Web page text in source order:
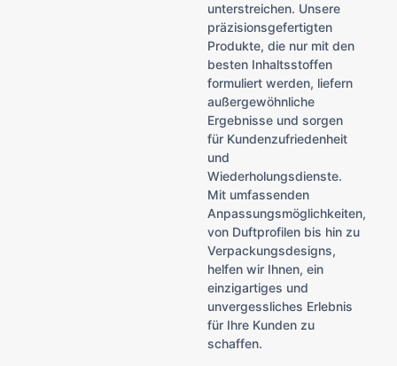
unterstreichen. Unsere
präzisionsgefertigten
Produkte, die nur mit den
besten Inhaltsstoffen
formuliert werden, liefern
außergewöhnliche
Ergebnisse und sorgen
für Kundenzufriedenheit
und
Wiederholungsdienste.
Mit umfassenden
Anpassungsmöglichkeiten,
von Duftprofilen bis hin zu
Verpackungsdesigns,
helfen wir Ihnen, ein
einzigartiges und
unvergessliches Erlebnis
für Ihre Kunden zu
schaffen.